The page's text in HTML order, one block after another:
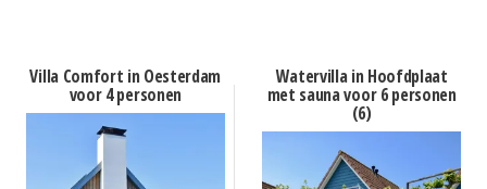
Villa Comfort in Oesterdam
voor 4 personen
Watervilla in Hoofdplaat
met sauna voor 6 personen
(6)